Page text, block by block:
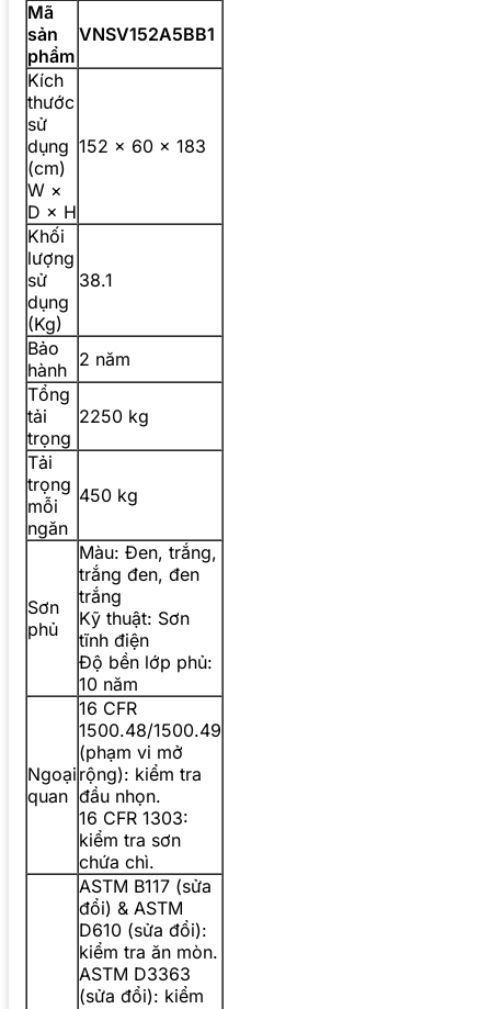
Mã
sản
phẩm
VNSV152A5BB1
Kích
thước
sử
dụng
(cm)
W ×
D × H
152 × 60 × 183
Khối
lượng
sử
dụng
(Kg)
38.1
Bảo
hành 2 năm
Tổng
tải
trọng
2250 kg
Tải
trọng
mỗi
ngăn
450 kg
Sơn
phủ
Màu: Đen, trắng,
trắng đen, đen
trắng
Kỹ thuật: Sơn
tĩnh điện
Độ bền lớp phủ:
10 năm
Ngoại
quan
16 CFR
1500.48/1500.49
(phạm vi mở
rộng): kiểm tra
đầu nhọn.
16 CFR 1303:
kiểm tra sơn
chứa chì.
ASTM B117 (sửa
đổi) & ASTM
D610 (sửa đổi):
kiểm tra ăn mòn.
ASTM D3363
(sửa đổi): kiểm